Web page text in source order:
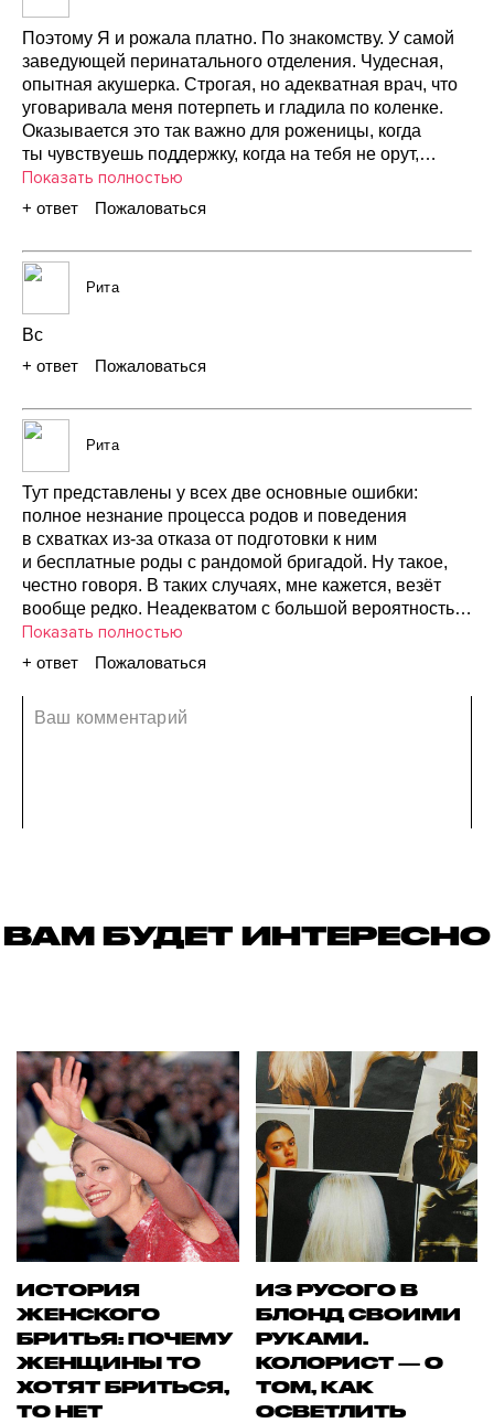
Поэтому Я и рожала платно. По знакомству. У самой
заведующей перинатального отделения. Чудесная,
опытная акушерка. Строгая, но адекватная врач, что
уговаривала меня потерпеть и гладила по коленке.
Оказывается это так важно для роженицы, когда
ты чувствуешь поддержку, когда на тебя не орут,
а четко говорят, что
До сих
пор
прекратилось: боль ушла, схватки замерли и потуги
я больше
головкой)) Врач
родовая
на друг
готова
была грохнуться
сориентировалась врач. Она попросила акушерку
осторожно
через
и принялась
ребёнка к выходу. Дочка, благодаря
их профессионализму и слаженной работе родилась
без проблем и осложнений.
Показать полностью
+ ответ
Пожаловаться
Рита
Вс
+ ответ
Пожаловаться
Рита
Тут представлены у всех две основные ошибки:
полное незнание процесса родов и поведения
в схватках из-за отказа от подготовки к ним
и бесплатные роды с рандомой бригадой. Ну такое,
честно говоря. В таких случаях, мне кажется, везёт
вообще редко. Неадекватом с большой вероятностью
окажется либо акушерка,
Показать полностью
+ ответ
Пожаловаться
ВАМ БУДЕТ ИНТЕРЕСНО
ИСТОРИЯ
ЖЕНСКОГО
БРИТЬЯ: ПОЧЕМУ
ЖЕНЩИНЫ ТО
ХОТЯТ БРИТЬСЯ,
ТО НЕТ
ИЗ РУСОГО В
БЛОНД СВОИМИ
РУКАМИ.
КОЛОРИСТ — О
ТОМ, КАК
ОСВЕТЛИТЬ